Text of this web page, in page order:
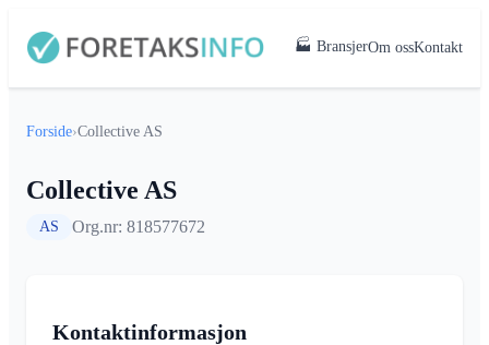
🏭 BransjerOm ossKontakt
Forside›Collective AS
Collective AS
AS Org.nr: 818577672
Kontaktinformasjon